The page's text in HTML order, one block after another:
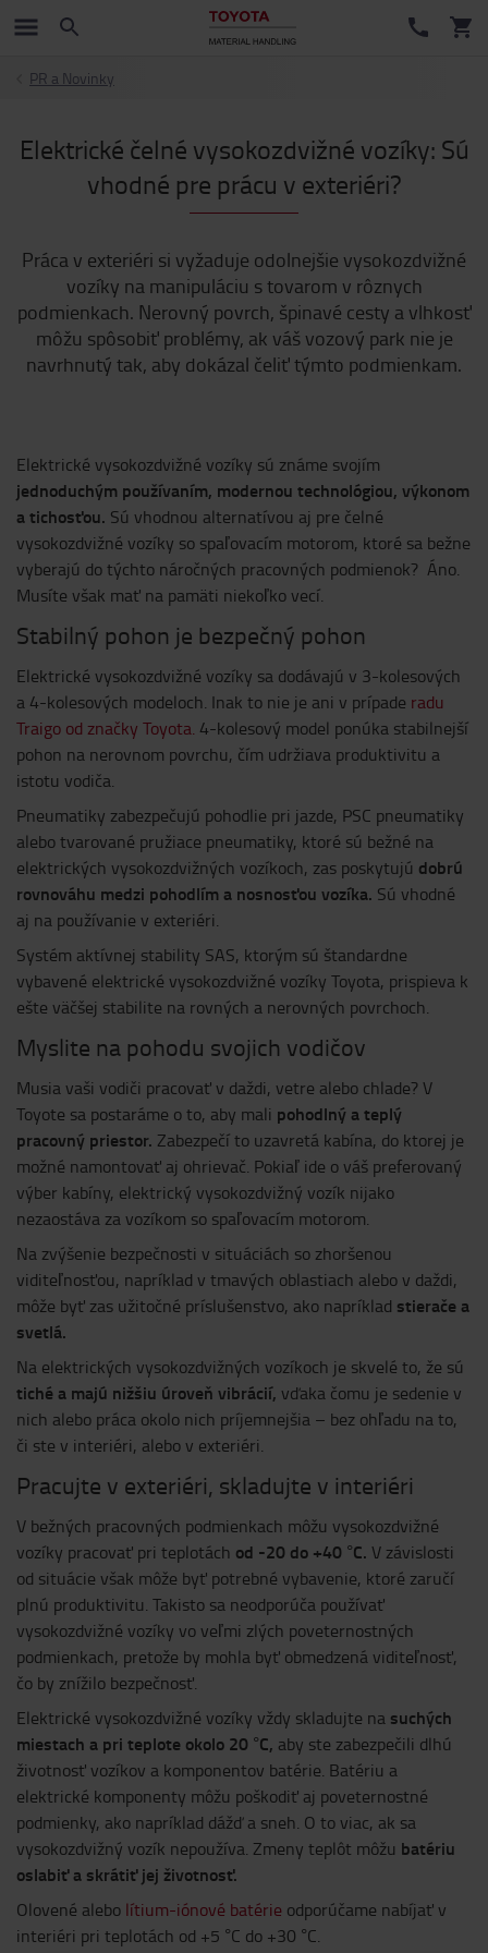
PR a Novinky
Elektrické čelné vysokozdvižné vozíky: Sú
vhodné pre prácu v exteriéri?
Práca v exteriéri si vyžaduje odolnejšie vysokozdvižné
vozíky na manipuláciu s tovarom v rôznych
podmienkach. Nerovný povrch, špinavé cesty a vlhkosť
môžu spôsobiť problémy, ak váš vozový park nie je
navrhnutý tak, aby dokázal čeliť týmto podmienkam.
Elektrické vysokozdvižné vozíky sú známe svojím
jednoduchým používaním, modernou technológiou, výkonom
a tichosťou. Sú vhodnou alternatívou aj pre čelné
vysokozdvižné vozíky so spaľovacím motorom, ktoré sa bežne
vyberajú do týchto náročných pracovných podmienok? Áno.
Musíte však mať na pamäti niekoľko vecí.
Stabilný pohon je bezpečný pohon
Elektrické vysokozdvižné vozíky sa dodávajú v 3-kolesových
a 4-kolesových modeloch. Inak to nie je ani v prípade radu
Traigo od značky Toyota. 4-kolesový model ponúka stabilnejší
pohon na nerovnom povrchu, čím udržiava produktivitu a
istotu vodiča.
Pneumatiky zabezpečujú pohodlie pri jazde, PSC pneumatiky
alebo tvarované pružiace pneumatiky, ktoré sú bežné na
elektrických vysokozdvižných vozíkoch, zas poskytujú dobrú
rovnováhu medzi pohodlím a nosnosťou vozíka. Sú vhodné
aj na používanie v exteriéri.
Systém aktívnej stability SAS, ktorým sú štandardne
vybavené elektrické vysokozdvižné vozíky Toyota, prispieva k
ešte väčšej stabilite na rovných a nerovných povrchoch.
Myslite na pohodu svojich vodičov
Musia vaši vodiči pracovať v daždi, vetre alebo chlade? V
Toyote sa postaráme o to, aby mali pohodlný a teplý
pracovný priestor. Zabezpečí to uzavretá kabína, do ktorej je
možné namontovať aj ohrievač. Pokiaľ ide o váš preferovaný
výber kabíny, elektrický vysokozdvižný vozík nijako
nezaostáva za vozíkom so spaľovacím motorom.
Na zvýšenie bezpečnosti v situáciách so zhoršenou
viditeľnosťou, napríklad v tmavých oblastiach alebo v daždi,
môže byť zas užitočné príslušenstvo, ako napríklad stierače a
svetlá.
Na elektrických vysokozdvižných vozíkoch je skvelé to, že sú
tiché a majú nižšiu úroveň vibrácií, vďaka čomu je sedenie v
nich alebo práca okolo nich príjemnejšia – bez ohľadu na to,
či ste v interiéri, alebo v exteriéri.
Pracujte v exteriéri, skladujte v interiéri
V bežných pracovných podmienkach môžu vysokozdvižné
vozíky pracovať pri teplotách od -20 do +40 °C. V závislosti
od situácie však môže byť potrebné vybavenie, ktoré zaručí
plnú produktivitu. Takisto sa neodporúča používať
vysokozdvižné vozíky vo veľmi zlých poveternostných
podmienkach, pretože by mohla byť obmedzená viditeľnosť,
čo by znížilo bezpečnosť.
Elektrické vysokozdvižné vozíky vždy skladujte na suchých
miestach a pri teplote okolo 20 °C, aby ste zabezpečili dlhú
životnosť vozíkov a komponentov batérie. Batériu a
elektrické komponenty môžu poškodiť aj poveternostné
podmienky, ako napríklad dážď a sneh. O to viac, ak sa
vysokozdvižný vozík nepoužíva. Zmeny teplôt môžu batériu
oslabiť a skrátiť jej životnosť.
Olovené alebo lítium-iónové batérie odporúčame nabíjať v
interiéri pri teplotách od +5 °C do +30 °C.